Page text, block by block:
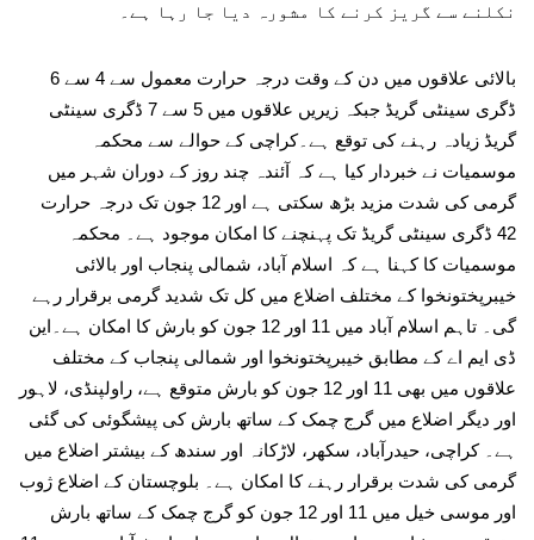
نکلنے سے گریز کرنے کا مشورہ دیا جا رہا ہے۔
بالائی علاقوں میں دن کے وقت درجہ حرارت معمول سے 4 سے 6
ڈگری سینٹی گریڈ جبکہ زیریں علاقوں میں 5 سے 7 ڈگری سینٹی
گریڈ زیادہ رہنے کی توقع ہے۔کراچی کے حوالے سے محکمہ
موسمیات نے خبردار کیا ہے کہ آئندہ چند روز کے دوران شہر میں
گرمی کی شدت مزید بڑھ سکتی ہے اور 12 جون تک درجہ حرارت
42 ڈگری سینٹی گریڈ تک پہنچنے کا امکان موجود ہے۔ محکمہ
موسمیات کا کہنا ہے کہ اسلام آباد، شمالی پنجاب اور بالائی
خیبرپختونخوا کے مختلف اضلاع میں کل تک شدید گرمی برقرار رہے
گی۔ تاہم اسلام آباد میں 11 اور 12 جون کو بارش کا امکان ہے۔این
ڈی ایم اے کے مطابق خیبرپختونخوا اور شمالی پنجاب کے مختلف
علاقوں میں بھی 11 اور 12 جون کو بارش متوقع ہے، راولپنڈی، لاہور
اور دیگر اضلاع میں گرج چمک کے ساتھ بارش کی پیشگوئی کی گئی
ہے۔ کراچی، حیدرآباد، سکھر، لاڑکانہ اور سندھ کے بیشتر اضلاع میں
گرمی کی شدت برقرار رہنے کا امکان ہے۔ بلوچستان کے اضلاع ژوب
اور موسی خیل میں 11 اور 12 جون کو گرج چمک کے ساتھ بارش